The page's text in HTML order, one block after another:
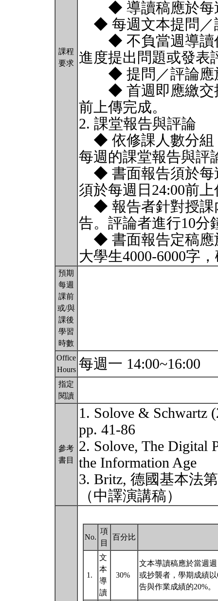
課程
要求
◆ 導讀稿應於每
◆ 每週文本提問／
◆ 不負當週導讀任
進度提出問題或發表
◆ 提問／評論應於
◆ 首週即應繳交提
前上傳完成。
2. 課堂報告與評論
◆ 依修課人數分組
每週的課堂報告與評
◆ 書面報告須於每
須於每週日24:00前
◆ 報告者針對授課
告。評論者進行10分
◆ 書面報告定稿應
大學生4000-6000字
預期
每週
課前
或/與
課後
學習
時數
Office
Hours 每週一 14:00~16:00
指定
閱讀
參考
書目
1. Solove & Schwartz
pp. 41-86
2. Solove, The Digital
the Information Age
3. Britz, 德國基本法
（中譯演講稿）
No.
項
目
百分比
1.
文
本
導
讀
30%
文本導讀稿應於當週
或抄襲者，學期成績
告與作業成績的20%。